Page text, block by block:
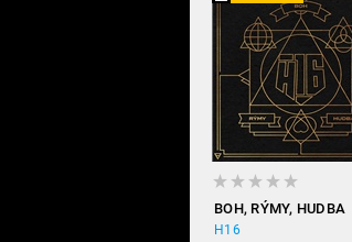
BOH, RÝMY, HUDBA
H16